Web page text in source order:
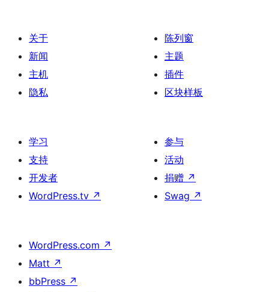
关于
新闻
主机
隐私
陈列窗
主题
插件
区块样板
学习
支持
开发者
WordPress.tv ↗
参与
活动
捐赠 ↗
Swag ↗
WordPress.com ↗
Matt ↗
bbPress ↗